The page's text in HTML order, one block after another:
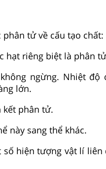
tử về cấu tạo chất:
hạt riêng biệt là phân
ngừng. Nhiệt độ
lớn.
kết phân tử.
này sang thể khác.
hiện tượng vật lí liên